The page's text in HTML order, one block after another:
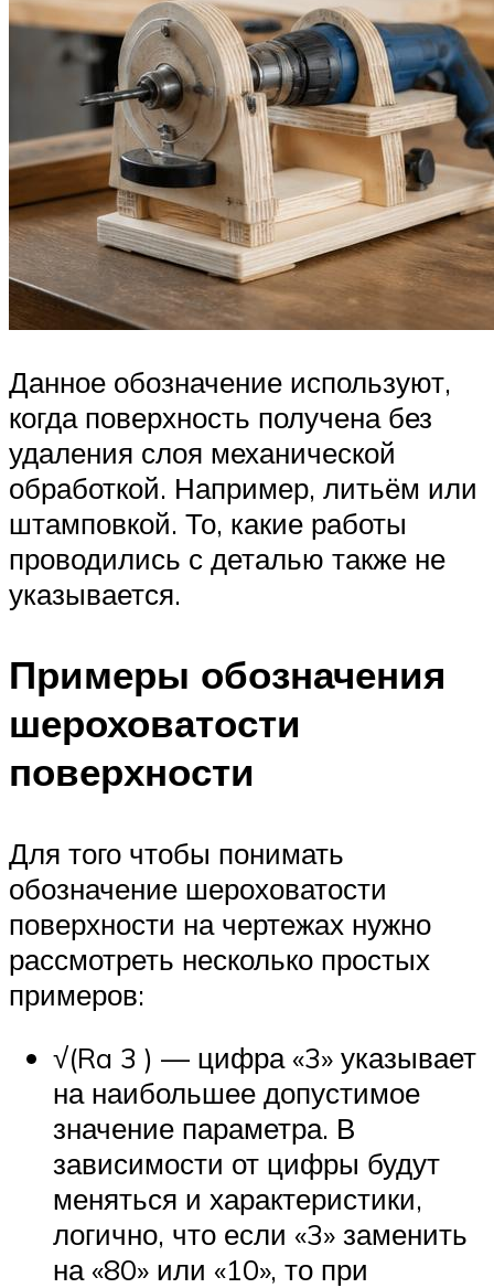
Данное обозначение используют,
когда поверхность получена без
удаления слоя механической
обработкой. Например, литьём или
штамповкой. То, какие работы
проводились с деталью также не
указывается.
Примеры обозначения
шероховатости
поверхности
Для того чтобы понимать
обозначение шероховатости
поверхности на чертежах нужно
рассмотреть несколько простых
примеров:
√(Ra 3 ) — цифра «3» указывает
на наибольшее допустимое
значение параметра. В
зависимости от цифры будут
меняться и характеристики,
логично, что если «3» заменить
на «80» или «10», то при